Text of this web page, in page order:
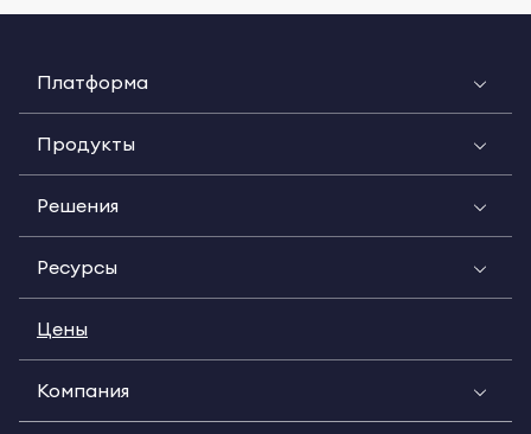
Платформа
Продукты
Решения
Ресурсы
Цены
Компания